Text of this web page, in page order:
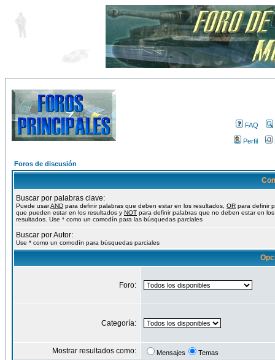
FAQ
Perfil
Foros de discusión
Buscar por palabras clave:
Puede usarAND para definir palabras que deben estar en los resultados, OR para definir
que pueden estar en los resultados y NOT para definir palabras que no deben estar en los
resultados. Use * como un comodín para las búsquedas parciales
Buscar por Autor:
Use * como un comodín para búsquedas parciales
Foro:
Categoría:
Mostrar resultados como: Mensajes Temas